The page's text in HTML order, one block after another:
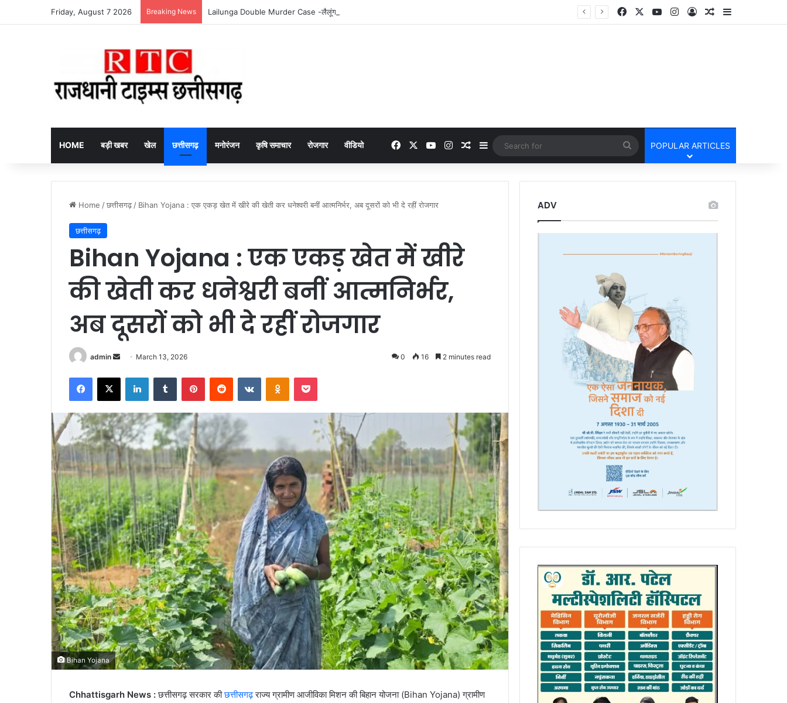
Friday, August 7 2026 Breaking News FacebookYouTubeInstagram
Log InRandom Article
Sidebar
HOME बड़ी खबर खेल छत्तीसगढ़ मनोरंजन कृषि समाचार रोजगार वीडियो FacebookYouTubeInstagramRandom Article
Sidebar
Search
for
POPULAR ARTICLES
Home /छत्तीसगढ़ / Bihan Yojana : एक एकड़ खेत में खीरे की खेती कर धनेश्वरी बनीं आत्मनिर्भर, अब दूसरों को भी दे रहीं रोजगार
छत्तीसगढ़
Bihan Yojana : एक एकड़ खेत में खीरे
की खेती कर धनेश्वरी बनीं आत्मनिर्भर,
अब दूसरों को भी दे रहीं रोजगार
admin
Send
email
March 13, 2026 0 16 2 minutes read
Facebook
X LinkedInTumblr PinterestReddit VKontakteOdnoklassniki
Pocket
Bihan Yojana
Chhattisgarh News :छत्तीसगढ़ सरकार कीछत्तीसगढ़राज्य ग्रामीण आजीविका मिशन की बिहान योजना (Bihan Yojana) ग्रामीण
ADV